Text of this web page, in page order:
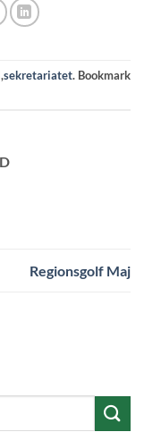
,sekretariatet. Bookmark
Regionsgolf Maj